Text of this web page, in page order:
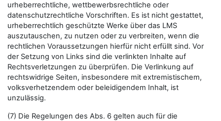
urheberrechtliche, wettbewerbsrechtliche oder
datenschutzrechtliche Vorschriften. Es ist nicht gestattet,
urheberrechtlich geschützte Werke über das LMS
auszutauschen, zu nutzen oder zu verbreiten, wenn die
rechtlichen Voraussetzungen hierfür nicht erfüllt sind. Vor
der Setzung von Links sind die verlinkten Inhalte auf
Rechtsverletzungen zu überprüfen. Die Verlinkung auf
rechtswidrige Seiten, insbesondere mit extremistischem,
volksverhetzendem oder beleidigendem Inhalt, ist
unzulässig.
(7) Die Regelungen des Abs. 6 gelten auch für die